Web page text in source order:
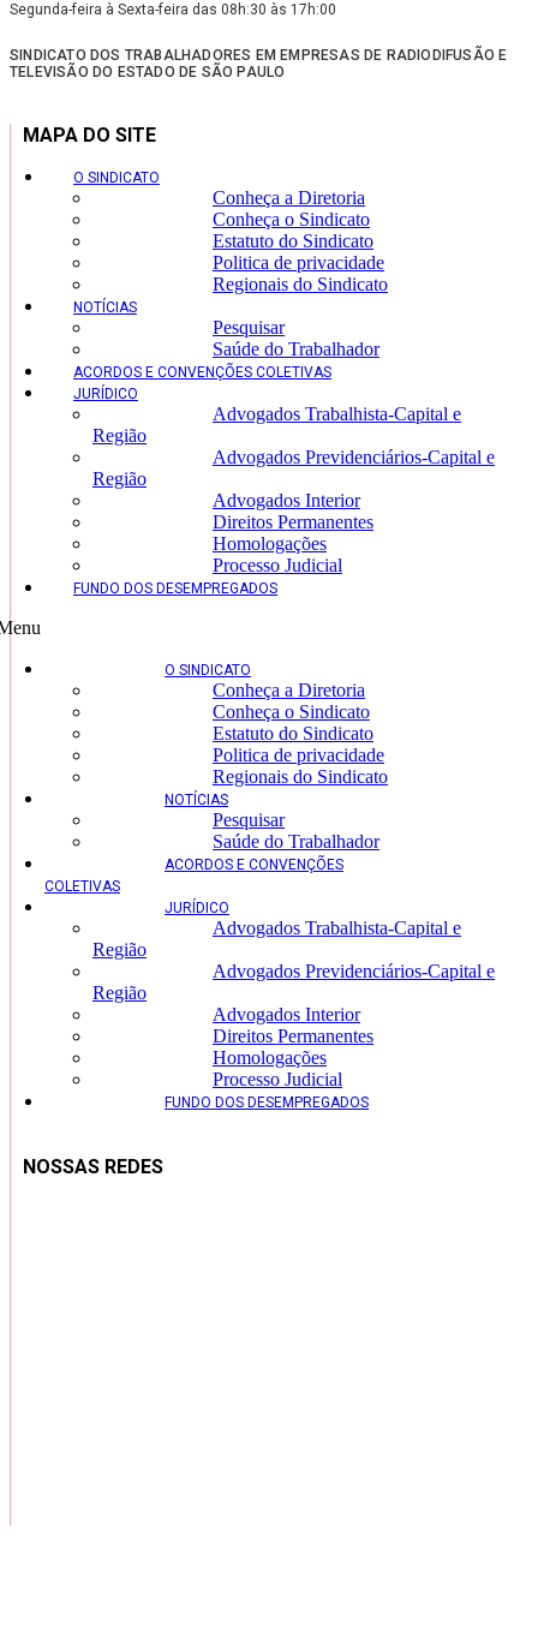
Segunda-feira à Sexta-feira das 08h:30 às 17h:00
SINDICATO DOS TRABALHADORES EM EMPRESAS DE RADIODIFUSÃO E
TELEVISÃO DO ESTADO DE SÃO PAULO
MAPA DO SITE
O SINDICATO
Conheça a Diretoria
Conheça o Sindicato
Estatuto do Sindicato
Politica de privacidade
Regionais do Sindicato
NOTÍCIAS
Pesquisar
Saúde do Trabalhador
ACORDOS E CONVENÇÕES COLETIVAS
JURÍDICO
Advogados Trabalhista-Capital e
Região
Advogados Previdenciários-Capital e
Região
Advogados Interior
Direitos Permanentes
Homologações
Processo Judicial
FUNDO DOS DESEMPREGADOS
O SINDICATO
Conheça a Diretoria
Conheça o Sindicato
Estatuto do Sindicato
Politica de privacidade
Regionais do Sindicato
NOTÍCIAS
Pesquisar
Saúde do Trabalhador
ACORDOS E CONVENÇÕES
COLETIVAS
JURÍDICO
Advogados Trabalhista-Capital e
Região
Advogados Previdenciários-Capital e
Região
Advogados Interior
Direitos Permanentes
Homologações
Processo Judicial
FUNDO DOS DESEMPREGADOS
NOSSAS REDES